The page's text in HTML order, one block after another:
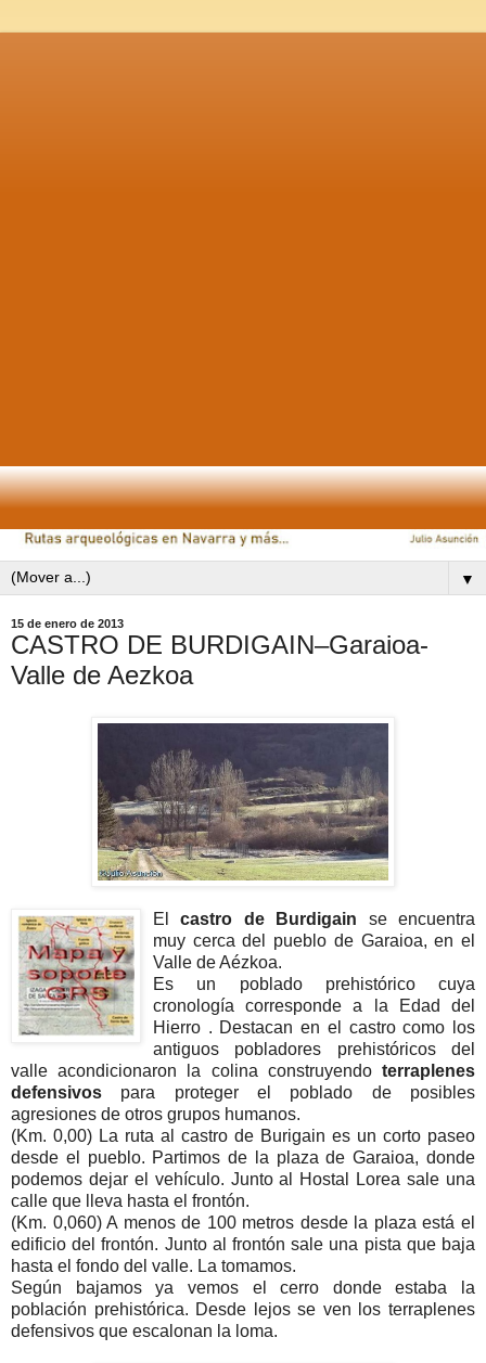
▼
15 de enero de 2013
CASTRO DE BURDIGAIN–Garaioa-
Valle de Aezkoa
Elcastro de Burdigain se encuentra
muy cerca del pueblo de Garaioa, en el
Valle de Aézkoa.
Es un poblado prehistórico cuya
cronología corresponde a la Edad del
Hierro . Destacan en el castro como los
antiguos pobladores prehistóricos del
valle acondicionaron la colina construyendo terraplenes
defensivos para proteger el poblado de posibles
agresiones de otros grupos humanos.
(Km. 0,00) La ruta al castro de Burigain es un corto paseo
desde el pueblo. Partimos de la plaza de Garaioa, donde
podemos dejar el vehículo. Junto al Hostal Lorea sale una
calle que lleva hasta el frontón.
(Km. 0,060) A menos de 100 metros desde la plaza está el
edificio del frontón. Junto al frontón sale una pista que baja
hasta el fondo del valle. La tomamos.
Según bajamos ya vemos el cerro donde estaba la
población prehistórica. Desde lejos se ven los terraplenes
defensivos que escalonan la loma.